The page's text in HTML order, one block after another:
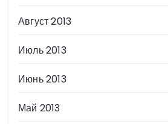
Август 2013
Июль 2013
Июнь 2013
Май 2013